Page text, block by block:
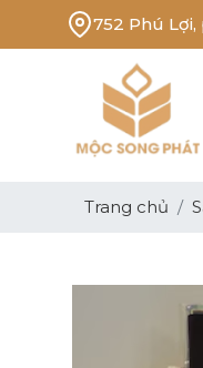
752 Phú
Trang chủ